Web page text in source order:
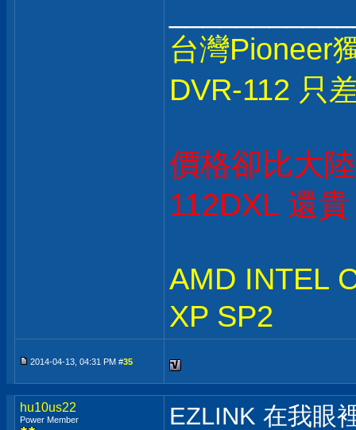
台灣Pioneer
DVR-112 只
價格卻比大
112DXL 還
AMD INTEL
XP SP2
2014-04-13, 04:31 PM #35
hu10us22
Power Member
EZLINK 在我眼